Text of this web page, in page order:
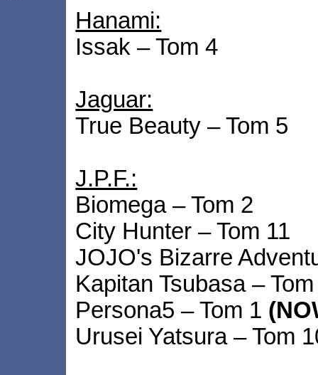
Hanami:
Issak – Tom 4
Jaguar:
True Beauty – Tom 5
J.P.F.:
Biomega – Tom 2
City Hunter – Tom 11
JOJO's Bizarre
Kapitan Tsubasa –
Persona5 – Tom 1
Urusei Yatsura – Tom